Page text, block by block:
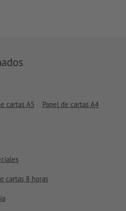
cartas A5 Papel de cartas A4
cartas 8 horas